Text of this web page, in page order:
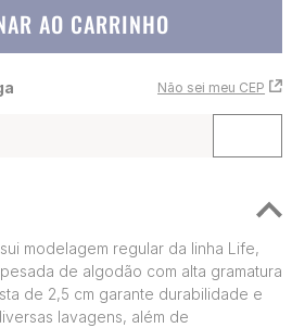
AO CARRINHO
Não sei meu CEP
modelagem regular da linha Life,
de algodão com alta gramatura
de 2,5 cm garante durabilidade e
lavagens, além de